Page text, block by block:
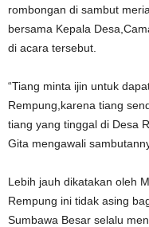
rombongan di sambut
bersama Kepala
di acara tersebut.
“Tiang minta ijin untuk
Rempung,karena tiang
tiang yang tinggal di Desa
Gita mengawali
Lebih jauh dikatakan oleh
Rempung ini tidak asing
Sumbawa Besar selalu